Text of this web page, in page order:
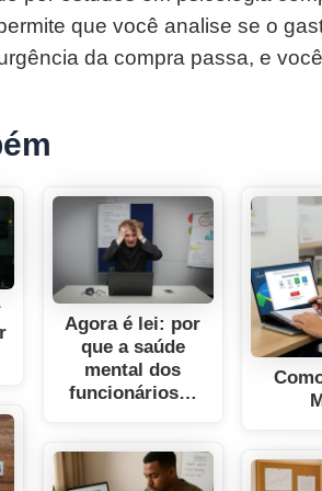
que você analise se o
da compra passa, e
Agora é lei: por
que a saúde
mental dos
funcionários…